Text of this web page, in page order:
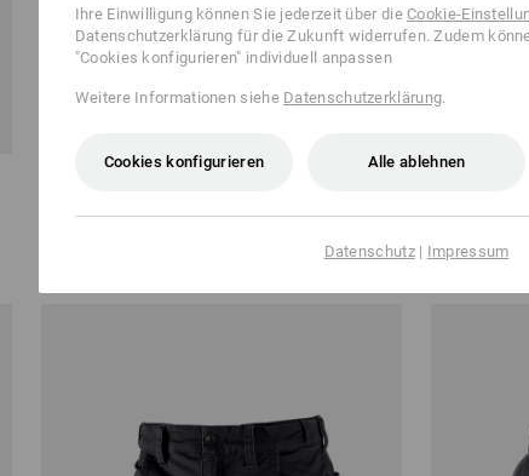
Cargo-Short e.s.vintage Short
ab € 44,65
(m. MwSt.)
Ihre Einwilligung können Sie jederzeit über dieCookie-
Datenschutzerklärung für die Zukunft widerrufen. Zudem
"Cookies konfigurieren" individuell anpassen
Weitere Informationen siehe Datenschutzerklärung.
Cookies konfigurieren Alle ablehnen
Datenschutz| Impressum